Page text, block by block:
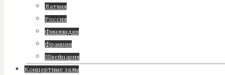
Латвия
Россия
Финляндия
Франция
Швейцария
Концертные залы